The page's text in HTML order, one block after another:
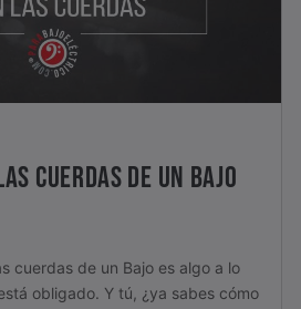
CUERDAS DE UN BAJO
cuerdas de un Bajo es algo a lo
obligado. Y tú, ¿ya sabes cómo